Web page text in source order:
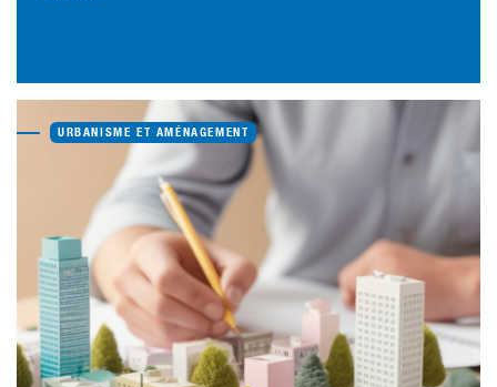
URBANISME ET AMÉNAGEMENT